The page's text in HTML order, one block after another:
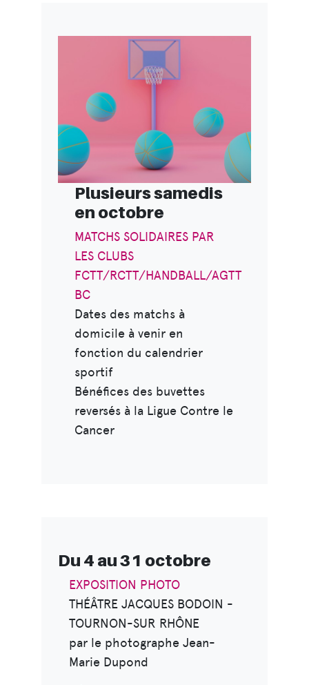
Plusieurs samedis
en octobre
MATCHS SOLIDAIRES PAR
LES CLUBS
FCTT/RCTT/HANDBALL/AGTT
BC
Dates des matchs à
domicile à venir en
fonction du calendrier
sportif
Bénéfices des buvettes
reversés à la Ligue Contre le
Cancer
Du 4 au 31 octobre
EXPOSITION PHOTO
THÉÂTRE JACQUES BODOIN -
TOURNON-SUR RHÔNE
par le photographe Jean-
Marie Dupond